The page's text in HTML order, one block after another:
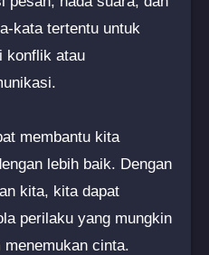
kata tertentu untuk
konflik atau
membantu kita
lebih baik. Dengan
kita, kita dapat
perilaku yang mungkin
cinta.